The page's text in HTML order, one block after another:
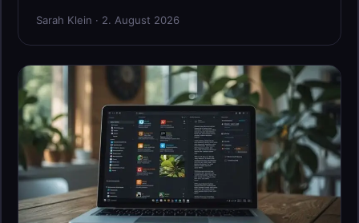
Sarah Klein · 2. August 2026